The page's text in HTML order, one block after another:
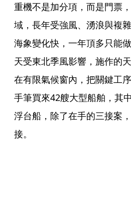
重機不是加分項，而是門票
域，長年受強風、湧浪與複
海象變化快，一年頂多只能
天受東北季風影響，施作的
在有限氣候窗內，把關鍵工
手筆買來42艘大型船舶，其
浮台船，除了在手的三接案
接。